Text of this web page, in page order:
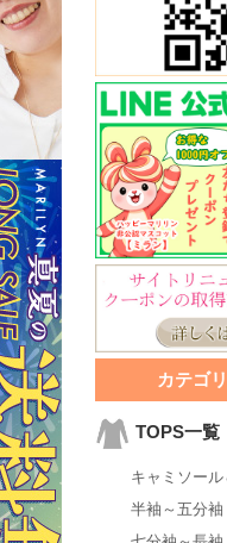
カテゴ
TOPS一覧
キャミソー
半袖～五分袖